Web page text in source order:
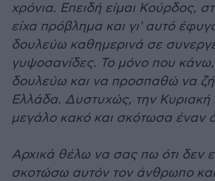
χρόνια. Επειδή είμαι Κούρδος,
είχα πρόβλημα και γι' αυτό
δουλεύω καθημερινά σε
γυψοσανίδες. Το μόνο που κάνω,
δουλεύω και να προσπαθώ να
Ελλάδα. Δυστυχώς, την Κυριακή
μεγάλο κακό και σκότωσα έναν
Αρχικά θέλω να σας πω ότι δεν
σκοτώσω αυτόν τον άνθρωπο